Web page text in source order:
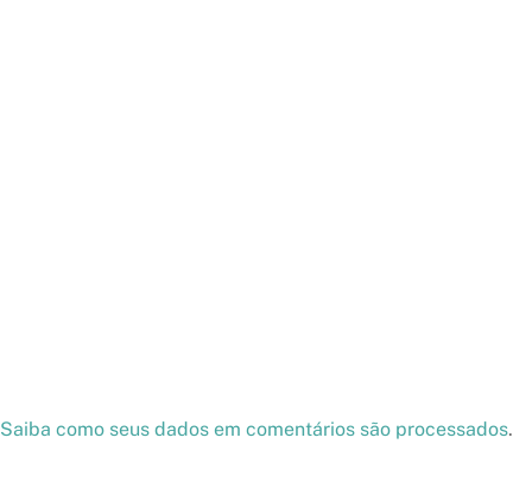
Saiba como seus dados em comentários são processados.